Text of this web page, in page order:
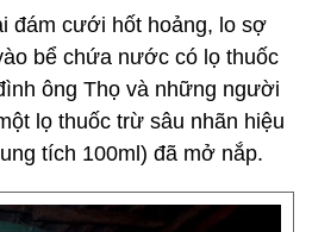
đám cưới hốt hoảng, lo sợ
bể chứa nước có lọ thuốc
ông Thọ và những người
lọ thuốc trừ sâu nhãn hiệu
tích 100ml) đã mở nắp.